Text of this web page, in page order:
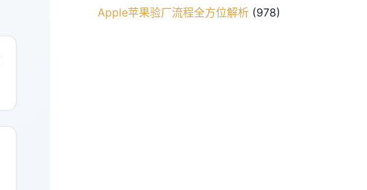
Apple苹果验厂流程全方位解析 (978)